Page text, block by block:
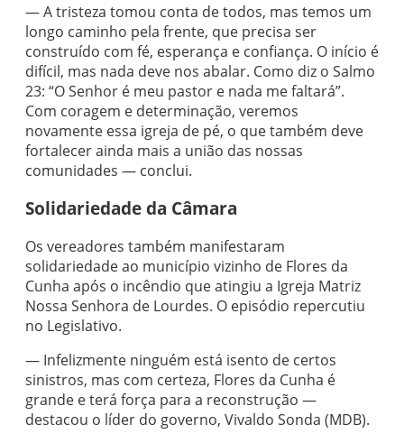
— A tristeza tomou conta de todos, mas temos um
longo caminho pela frente, que precisa ser
construído com fé, esperança e confiança. O início é
difícil, mas nada deve nos abalar. Como diz o Salmo
23: “O Senhor é meu pastor e nada me faltará”.
Com coragem e determinação, veremos
novamente essa igreja de pé, o que também deve
fortalecer ainda mais a união das nossas
comunidades — conclui.
Solidariedade da Câmara
Os vereadores também manifestaram
solidariedade ao município vizinho de Flores da
Cunha após o incêndio que atingiu a Igreja Matriz
Nossa Senhora de Lourdes. O episódio repercutiu
no Legislativo.
— Infelizmente ninguém está isento de certos
sinistros, mas com certeza, Flores da Cunha é
grande e terá força para a reconstrução —
destacou o líder do governo, Vivaldo Sonda (MDB).